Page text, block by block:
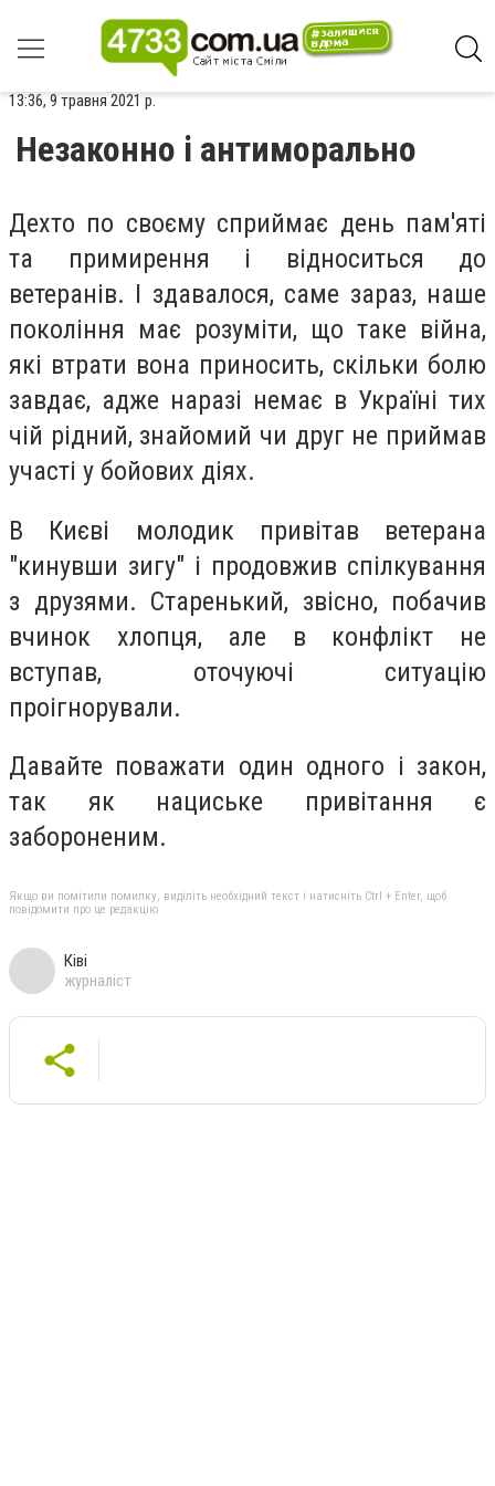
13:36, 9 травня 2021 р.
Незаконно і антиморально
Дехто по своєму сприймає день пам'яті
та примирення і відноситься до
ветеранів. І здавалося, саме зараз, наше
покоління має розуміти, що таке війна,
які втрати вона приносить, скільки болю
завдає, адже наразі немає в Україні тих
чій рідний, знайомий чи друг не приймав
участі у бойових діях.
В Києві молодик привітав ветерана
"кинувши зигу" і продовжив спілкування
з друзями. Старенький, звісно, побачив
вчинок хлопця, але в конфлікт не
вступав, оточуючі ситуацію
проігнорували.
Давайте поважати один одного і закон,
так як нациське привітання є
забороненим.
Якщо ви помітили помилку, виділіть необхідний текст і натисніть Ctrl + Enter, щоб
повідомити про це редакцію
Ківі
журналіст